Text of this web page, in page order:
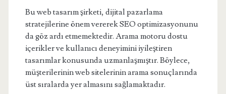
Bu web tasarım şirketi, dijital pazarlama
stratejilerine önem vererek SEO optimizasyonunu
da göz ardı etmemektedir. Arama motoru dostu
içerikler ve kullanıcı deneyimini iyileştiren
tasarımlar konusunda uzmanlaşmıştır. Böylece,
müşterilerinin web sitelerinin arama sonuçlarında
üst sıralarda yer almasını sağlamaktadır.